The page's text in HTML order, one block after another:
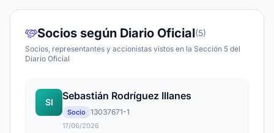
Socios según Diario Oficial(5)
Socios, representantes y accionistas vistos en la Sección 5 del
Diario Oficial
SI
Sebastián Rodríguez Illanes
Socio 13037671-1
17/06/2026